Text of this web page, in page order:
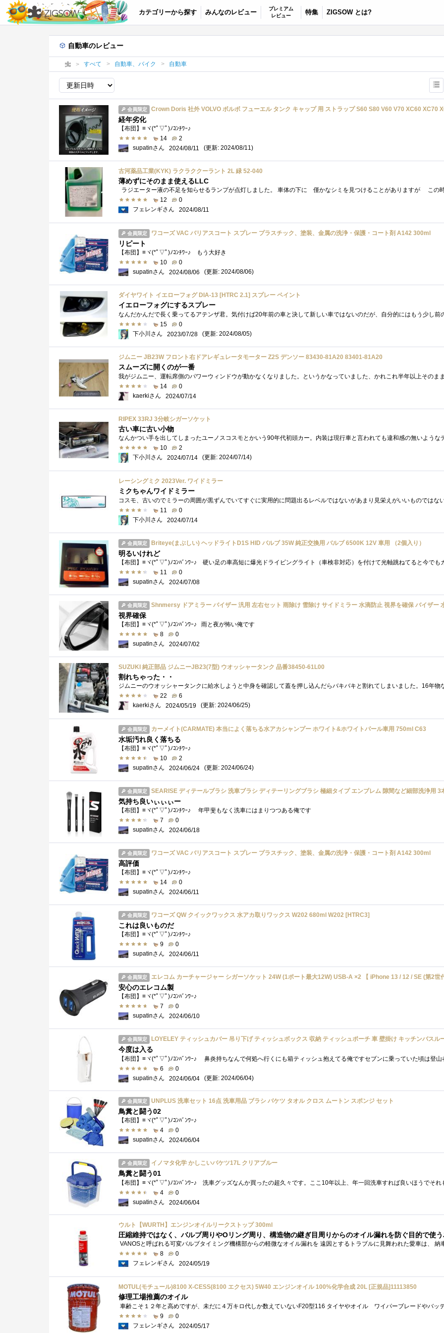
カテゴリーから探す みんなのレビュー
プレミアム
レビュー
特集 ZIGSOW とは?
自動車のレビュー
すべて 自動車、バイク 自動車
会員限定 Crown Doris 社外 VOLVO ボルボ フューエル タンク キャップ 用 ストラップ S60 S80 V60 V70 XC60 XC70
経年劣化
【布団】≡ヾ(*ﾟ▽ﾟ)ﾉｺﾝﾁﾜｰ♪
14
2
supatinさん
2024/08/11 (更新: 2024/08/11)
古河薬品工業(KYK) ラクラククーラント 2L 緑 52-040
薄めずにそのまま使えるLLC
12
0
フェレンギさん
2024/08/11
会員限定 ワコーズ VAC バリアスコート スプレー プラスチック、塗装、金属の洗浄・保護・コート剤 A142 300ml
リピート
【布団】≡ヾ(*ﾟ▽ﾟ)ﾉｺﾝﾁﾜｰ♪ もう大好き
10
0
supatinさん
2024/08/06 (更新: 2024/08/06)
ダイヤワイト イエローフォグ DIA-13 [HTRC 2.1] スプレー ペイント
イエローフォグにするスプレー
15
0
下小川さん
2023/07/28 (更新: 2024/08/05)
ジムニー JB23W フロント右ドアレギュレータモーター Z2S デンソー 83430-81A20 83401-81A20
スムーズに開くのが一番
14
0
kaerkiさん
2024/07/14
RIPEX 33RJ 3分岐シガーソケット
古い車に古い小物
10
2
下小川さん
2024/07/14 (更新: 2024/07/14)
レーシングミク 2023Ver. ワイドミラー
ミクちゃんワイドミラー
11
0
下小川さん
2024/07/14
会員限定 Briteye(まぶしい) ヘッドライトD1S HID バルブ 35W 純正交換用 バルブ 6500K 12V 車用 （2個入り）
明るいけれど
11
0
supatinさん
2024/07/08
会員限定 Shnmersy ドアミラー バイザー 汎用 左右セット 雨除け 雪除け サイドミラー 水滴防止 視界を確保 バイザー 水滴防止 雨雪天気に 保護カバー 安全運転 車用 外装パーツ 取り付
視界確保
【布団】≡ヾ(*ﾟ▽ﾟ)ﾉｺﾝﾊﾞﾝﾜｰ♪ 雨と夜が怖い俺です
8
0
supatinさん
2024/07/02
SUZUKI 純正部品 ジムニーJB23(7型) ウオッシャータンク 品番38450-61L00
割れちゃった・・
22
6
kaerkiさん
2024/05/19 (更新: 2024/06/25)
会員限定 カーメイト(CARMATE) 本当によく落ちる水アカシャンプー ホワイト&ホワイトパール車用 750ml C63
水垢汚れ良く落ちる
【布団】≡ヾ(*ﾟ▽ﾟ)ﾉｺﾝﾁﾜｰ♪
10
2
supatinさん
2024/06/24 (更新: 2024/06/24)
会員限定 SEARISE ディテールブラシ 洗車ブラシ ディテーリングブラシ 極細タイプ エンブレム 隙間など細部洗浄用 3本セ
気持ち良いぃぃぃー
【布団】≡ヾ(*ﾟ▽ﾟ)ﾉｺﾝﾁﾜｰ♪ 年甲斐もなく洗車にはまりつつある俺です
7
0
supatinさん
2024/06/18
会員限定 ワコーズ VAC バリアスコート スプレー プラスチック、塗装、金属の洗浄・保護・コート剤 A142 300ml
高評価
【布団】≡ヾ(*ﾟ▽ﾟ)ﾉｺﾝﾁﾜｰ♪
14
0
supatinさん
2024/06/11
会員限定 ワコーズ QW クイックワックス 水アカ取りワックス W202 680ml W202 [HTRC3]
これは良いものだ
【布団】≡ヾ(*ﾟ▽ﾟ)ﾉｺﾝﾁﾜｰ♪
9
0
supatinさん
2024/06/11
会員限定 エレコム カーチャージャー シガーソケット 24W (1ポート最大12W) USB-A ×2 【 iPhone 13 / 12 / SE (第2世代) / Android 対応 】 ブラック EC-
安心のエレコム製
【布団】≡ヾ(*ﾟ▽ﾟ)ﾉｺﾝﾊﾞﾝﾜｰ♪
7
0
supatinさん
2024/06/10
会員限定 LOYELEY ティッシュカバー 吊り下げ ティッシュボックス 収納 ティッシュポーチ 車 壁掛け キッチンバスルーム用 ティッシュケース ヘッドレスト用 カー用品 車用 ホ
今度は入る
6
0
supatinさん
2024/06/04 (更新: 2024/06/04)
会員限定 UNPLUS 洗車セット 16点 洗車用品 ブラシ バケツ タオル クロス ムートン スポンジ セット
鳥糞と闘う02
【布団】≡ヾ(*ﾟ▽ﾟ)ﾉｺﾝﾊﾞﾝﾜｰ♪
4
0
supatinさん
2024/06/04
会員限定 イノマタ化学 かしこいバケツ17L クリアブルー
鳥糞と闘う01
4
0
supatinさん
2024/06/04
ウルト【WURTH】エンジンオイルリークストップ 300ml
8
0
フェレンギさん
2024/05/19
MOTUL(モチュール)8100 X-CESS(8100 エクセス) 5W40 エンジンオイル 100%化学合成 20L [正規品]11113850
修理工場推薦のオイル
9
0
フェレンギさん
2024/05/17